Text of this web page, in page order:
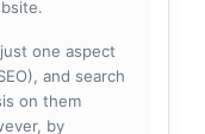
one aspect
and search
on them
by